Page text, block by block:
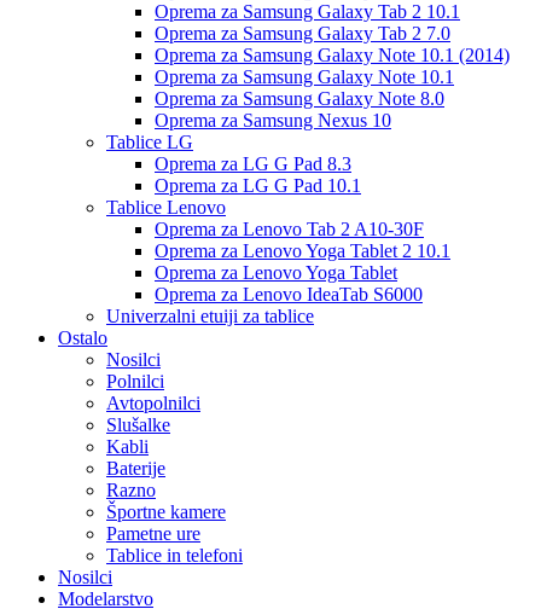
Oprema za Samsung Galaxy Tab 2 10.1
Oprema za Samsung Galaxy Tab 2 7.0
Oprema za Samsung Galaxy Note 10.1 (2014)
Oprema za Samsung Galaxy Note 10.1
Oprema za Samsung Galaxy Note 8.0
Oprema za Samsung Nexus 10
Tablice LG
Oprema za LG G Pad 8.3
Oprema za LG G Pad 10.1
Tablice Lenovo
Oprema za Lenovo Tab 2 A10-30F
Oprema za Lenovo Yoga Tablet 2 10.1
Oprema za Lenovo Yoga Tablet
Oprema za Lenovo IdeaTab S6000
Univerzalni etuiji za tablice
Ostalo
Nosilci
Polnilci
Avtopolnilci
Slušalke
Kabli
Baterije
Razno
Športne kamere
Pametne ure
Tablice in telefoni
Nosilci
Modelarstvo